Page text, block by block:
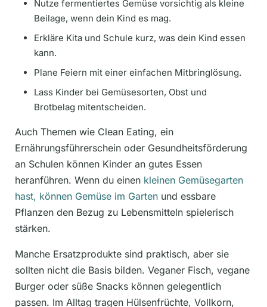
Nutze fermentiertes Gemüse vorsichtig als kleine
Beilage, wenn dein Kind es mag.
Erkläre Kita und Schule kurz, was dein Kind essen
kann.
Plane Feiern mit einer einfachen Mitbringlösung.
Lass Kinder bei Gemüsesorten, Obst und
Brotbelag mitentscheiden.
Auch Themen wie Clean Eating, ein
Ernährungsführerschein oder Gesundheitsförderung
an Schulen können Kinder an gutes Essen
heranführen. Wenn du einen kleinen Gemüsegarten
hast, können Gemüse im Garten und essbare
Pflanzen den Bezug zu Lebensmitteln spielerisch
stärken.
Manche Ersatzprodukte sind praktisch, aber sie
sollten nicht die Basis bilden. Veganer Fisch, vegane
Burger oder süße Snacks können gelegentlich
passen. Im Alltag tragen Hülsenfrüchte, Vollkorn,